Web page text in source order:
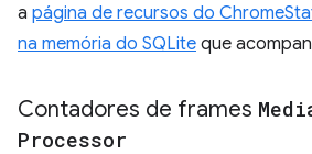
a página de recursos do
na memória do SQLite que
Contadores de frames
Processor